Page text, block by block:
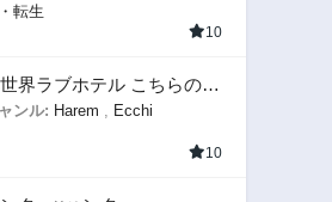
転生
10
界ラブホテル こちらのお
はハーレムです
ンル: Harem Ecchi
10